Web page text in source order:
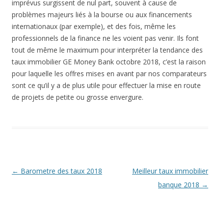
imprévus surgissent de nul part, souvent à cause de
problèmes majeurs liés à la bourse ou aux financements
internationaux (par exemple), et des fois, même les
professionnels de la finance ne les voient pas venir. Ils font
tout de même le maximum pour interpréter la tendance des
taux immobilier GE Money Bank octobre 2018, c’est la raison
pour laquelle les offres mises en avant par nos comparateurs
sont ce qu’il y a de plus utile pour effectuer la mise en route
de projets de petite ou grosse envergure.
Navigation
← Barometre des taux 2018
Meilleur taux immobilier
banque 2018 →